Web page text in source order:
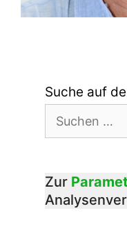
Suche auf
nach:
Zur